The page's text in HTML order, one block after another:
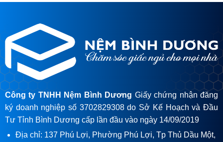
Công ty TNHH Nệm Bình Dương Giấy chứng nhận đăng
ký doanh nghiệp số 3702829308 do Sở Kế Hoạch và Đầu
Tư Tỉnh Bình Dương cấp lần đầu vào ngày 14/09/2019
Địa chỉ: 137 Phú Lợi, Phường Phú Lợi, Tp Thủ Dầu Một,